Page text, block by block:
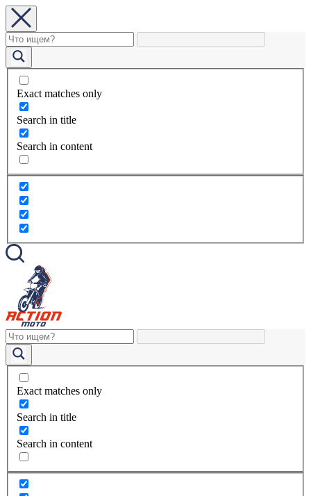
Exact matches only
Search in title
Search in content
Exact matches only
Search in title
Search in content